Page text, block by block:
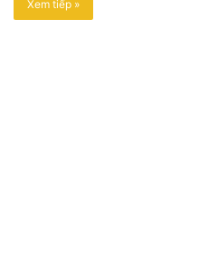
Xem tiếp »